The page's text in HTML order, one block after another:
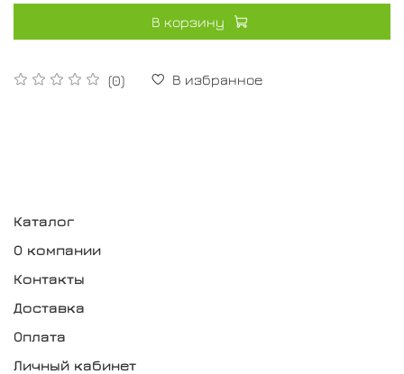
(0) В избранное
В корзину
Каталог
О компании
Контакты
Доставка
Оплата
Личный кабинет